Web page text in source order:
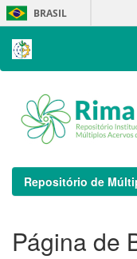
Skip
navigation
BRASIL
Repositório de
Página de